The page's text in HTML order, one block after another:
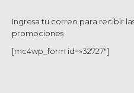
Ingresa tu correo para recibir
promociones
[mc4wp_form id=»32727″]